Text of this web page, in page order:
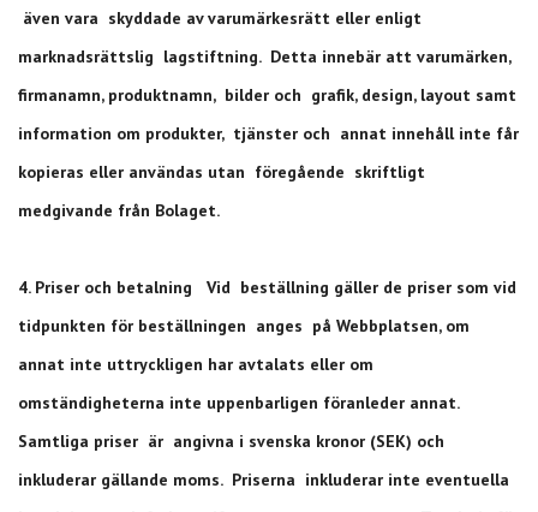
även vara skyddade av varumärkesrätt eller enligt
marknadsrättslig lagstiftning. Detta innebär att varumärken,
firmanamn, produktnamn, bilder och grafik, design, layout samt
information om produkter, tjänster och annat innehåll inte får
kopieras eller användas utan föregående skriftligt
medgivande från Bolaget.
4. Priser och betalning Vid beställning gäller de priser som vid
tidpunkten för beställningen anges på Webbplatsen, om
annat inte uttryckligen har avtalats eller om
omständigheterna inte uppenbarligen föranleder annat.
Samtliga priser är angivna i svenska kronor (SEK) och
inkluderar gällande moms. Priserna inkluderar inte eventuella